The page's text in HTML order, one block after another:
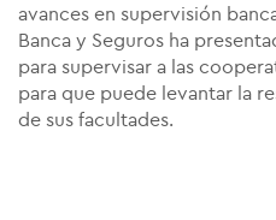
avances en supervisión
Banca y Seguros ha
para supervisar a las
para que puede levantar la
de sus facultades.